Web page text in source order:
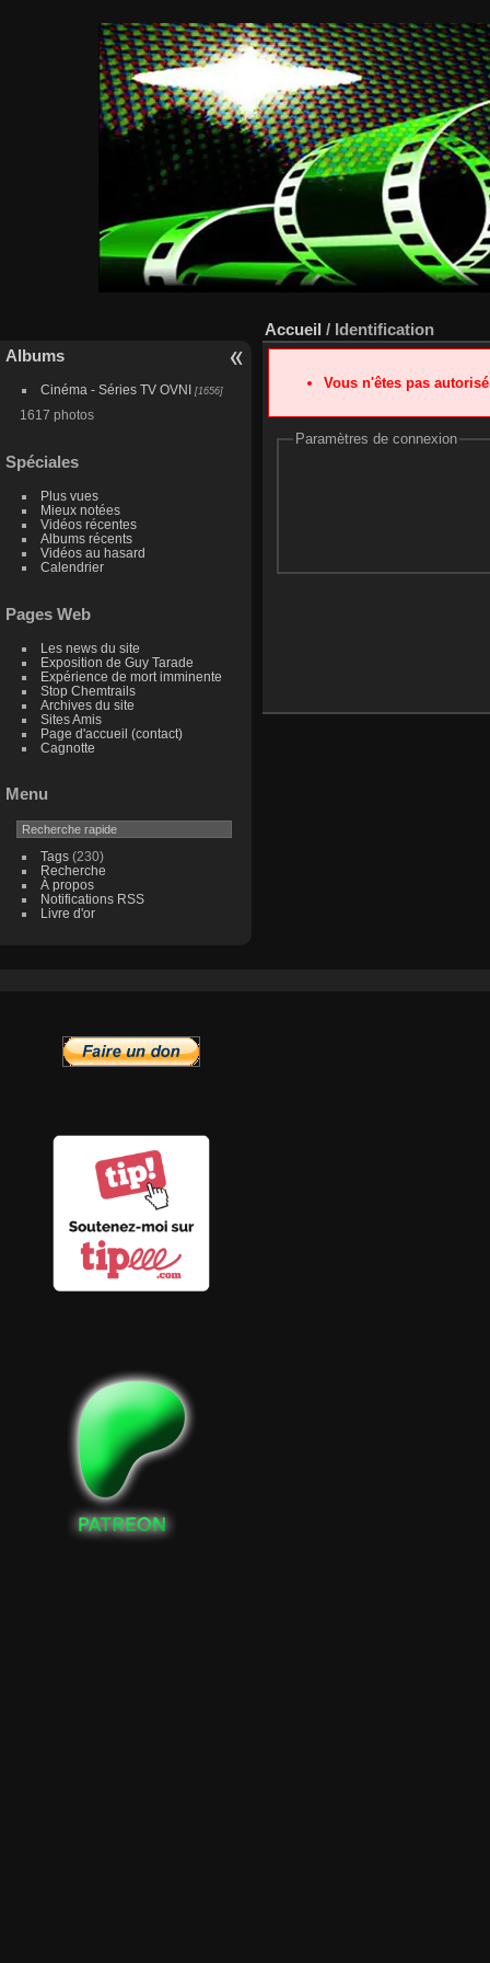
Albums
Cinéma - Séries TV OVNI [1656]
1617 photos
Spéciales
Plus vues
Mieux notées
Vidéos récentes
Albums récents
Vidéos au hasard
Calendrier
Pages Web
Les news du site
Exposition de Guy Tarade
Expérience de mort imminente
Stop Chemtrails
Archives du site
Sites Amis
Page d'accueil (contact)
Cagnotte
Menu
Tags(230)
Recherche
À propos
Notifications RSS
Livre d'or
Accueil / Identification
Vous n'êtes pas
Paramètres de connexion